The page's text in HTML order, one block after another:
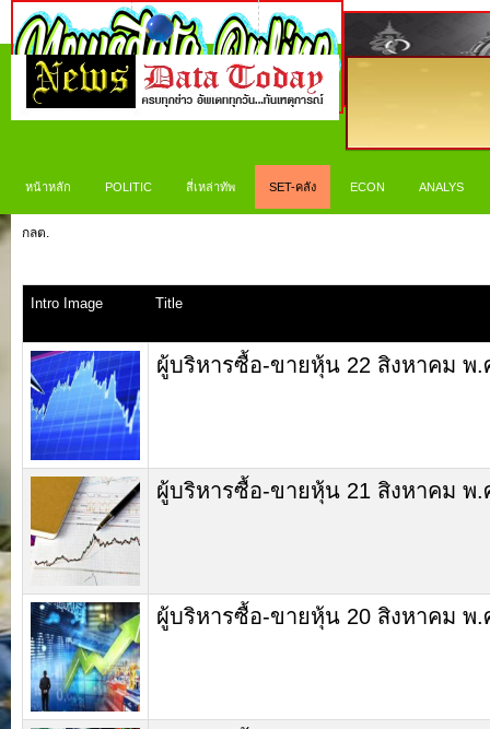
หน้าหลัก POLITIC สี่เหล่าทัพ SET-คลัง ECON ANALYS
กลต.
Intro Image Title
ผู้บริหารซื้อ-ขายหุ้น 22 สิงหาคม พ.
ผู้บริหารซื้อ-ขายหุ้น 21 สิงหาคม พ.
ผู้บริหารซื้อ-ขายหุ้น 20 สิงหาคม พ.